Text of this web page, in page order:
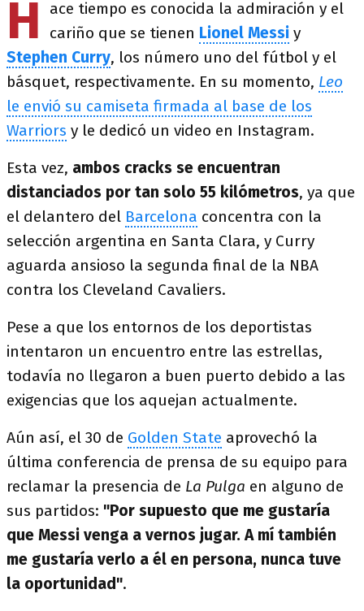
H
ace tiempo es conocida la admiración y el
cariño que se tienen Lionel Messi y
Stephen Curry, los número uno del fútbol y el
básquet, respectivamente. En su momento, Leo
le envió su camiseta firmada al base de los
Warriors y le dedicó un video en Instagram.
Esta vez, ambos cracks se encuentran
distanciados por tan solo 55 kilómetros, ya que
el delantero del Barcelona concentra con la
selección argentina en Santa Clara, y Curry
aguarda ansioso la segunda final de la NBA
contra los Cleveland Cavaliers.
Pese a que los entornos de los deportistas
intentaron un encuentro entre las estrellas,
todavía no llegaron a buen puerto debido a las
exigencias que los aquejan actualmente.
Aún así, el 30 de Golden State aprovechó la
última conferencia de prensa de su equipo para
reclamar la presencia de La Pulga en alguno de
sus partidos: "Por supuesto que me gustaría
que Messi venga a vernos jugar. A mí también
me gustaría verlo a él en persona, nunca tuve
la oportunidad".